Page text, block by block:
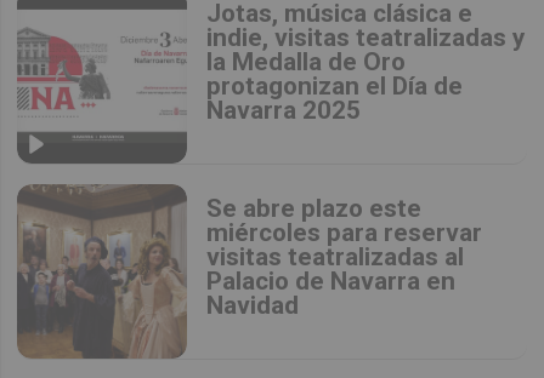
Jotas, música clásica e
indie, visitas teatralizadas y
la Medalla de Oro
protagonizan el Día de
Navarra 2025
Se abre plazo este
miércoles para reservar
visitas teatralizadas al
Palacio de Navarra en
Navidad